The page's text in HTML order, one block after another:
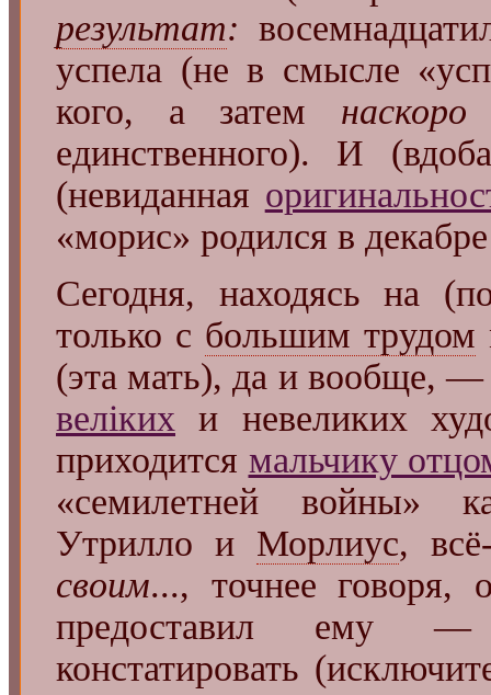
результат:
успела (не в смысле
кого, а затем наскоро
единственного). И
(невиданная
«морис» родился в
Сегодня, находясь на
только с большим трудом
(эта мать), да и вообще, —
велiких и невеликих
приходится мальчику
«семилетней войны»
Утрилло и Морлиус,
своим..., точнее говоря,
предоставил ему
констатировать